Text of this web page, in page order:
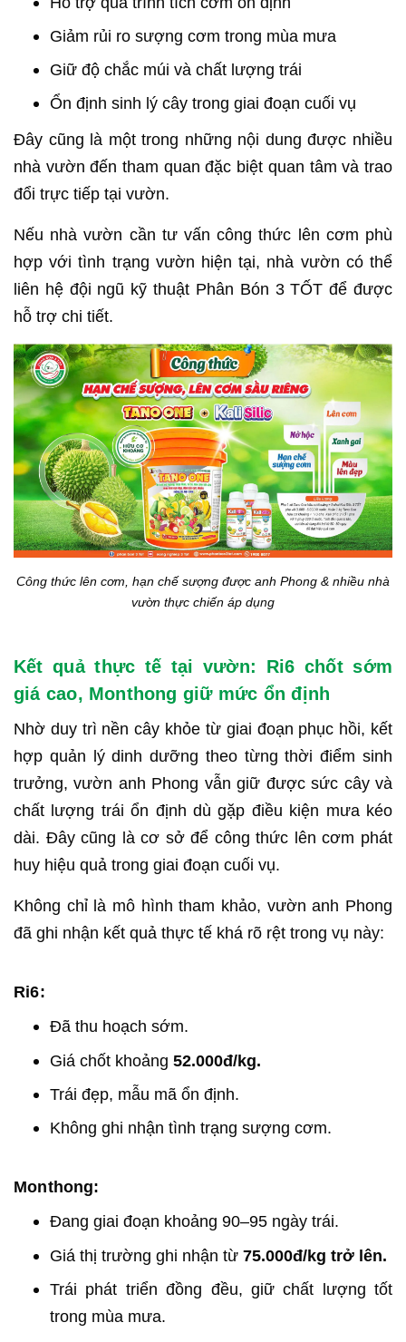
Giảm rủi ro sượng cơm trong mùa mưa
Giữ độ chắc múi và chất lượng trái
Ổn định sinh lý cây trong giai đoạn cuối vụ
Đây cũng là một trong những nội dung được nhiều
nhà vườn đến tham quan đặc biệt quan tâm và trao
đổi trực tiếp tại vườn.
Nếu nhà vườn cần tư vấn công thức lên cơm phù
hợp với tình trạng vườn hiện tại, nhà vườn có thể
liên hệ đội ngũ kỹ thuật Phân Bón 3 TỐT để được
hỗ trợ chi tiết.
Công thức lên cơm, hạn chế sượng được anh Phong & nhiều nhà
vườn thực chiến áp dụng
Kết quả thực tế tại vườn: Ri6 chốt sớm
giá cao, Monthong giữ mức ổn định
Nhờ duy trì nền cây khỏe từ giai đoạn phục hồi, kết
hợp quản lý dinh dưỡng theo từng thời điểm sinh
trưởng, vườn anh Phong vẫn giữ được sức cây và
chất lượng trái ổn định dù gặp điều kiện mưa kéo
dài. Đây cũng là cơ sở để công thức lên cơm phát
huy hiệu quả trong giai đoạn cuối vụ.
Không chỉ là mô hình tham khảo, vườn anh Phong
đã ghi nhận kết quả thực tế khá rõ rệt trong vụ này:
Ri6:
Đã thu hoạch sớm.
Giá chốt khoảng 52.000đ/kg.
Trái đẹp, mẫu mã ổn định.
Không ghi nhận tình trạng sượng cơm.
Monthong:
Đang giai đoạn khoảng 90–95 ngày trái.
Giá thị trường ghi nhận từ 75.000đ/kg trở lên.
Trái phát triển đồng đều, giữ chất lượng tốt
trong mùa mưa.